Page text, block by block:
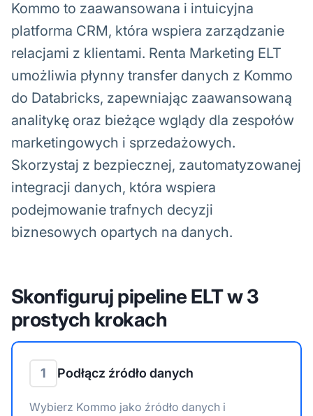
Kommo to zaawansowana i intuicyjna
platforma CRM, która wspiera zarządzanie
relacjami z klientami. Renta Marketing ELT
umożliwia płynny transfer danych z Kommo
do Databricks, zapewniając zaawansowaną
analitykę oraz bieżące wglądy dla zespołów
marketingowych i sprzedażowych.
Skorzystaj z bezpiecznej, zautomatyzowanej
integracji danych, która wspiera
podejmowanie trafnych decyzji
biznesowych opartych na danych.
Skonfiguruj pipeline ELT w 3
prostych krokach
1 Podłącz źródło danych
Wybierz Kommo jako źródło danych i